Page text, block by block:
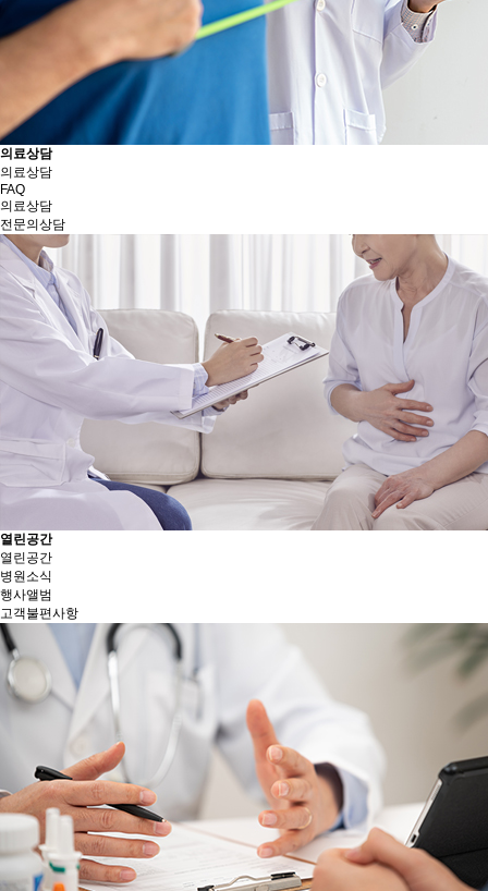
의료상담
의료상담
FAQ
의료상담
전문의상담
열린공간
열린공간
병원소식
행사앨범
고객불편사항